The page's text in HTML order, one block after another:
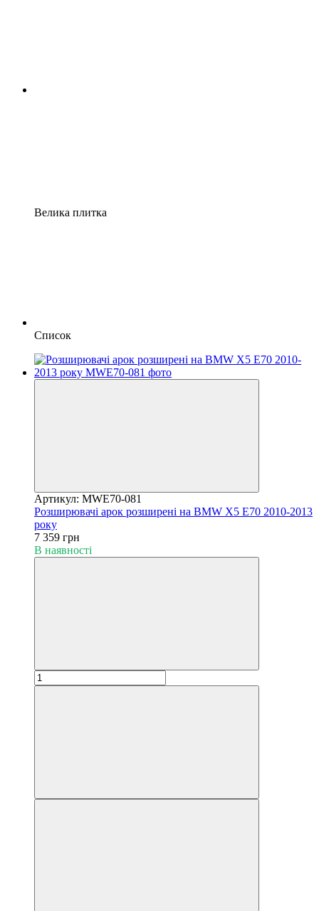
Велика плитка
Список
Артикул: MWE70-081
Розширювачі арок розширені на BMW X5 E70 2010-2013
року
7 359 грн
В наявності